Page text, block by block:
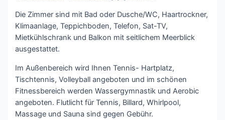
Die Zimmer sind mit Bad oder Dusche/WC, Haartrockner,
Klimaanlage, Teppichboden, Telefon, Sat-TV,
Mietkühlschrank und Balkon mit seitlichem Meerblick
ausgestattet.
Im Außenbereich wird Ihnen Tennis- Hartplatz,
Tischtennis, Volleyball angeboten und im schönen
Fitnessbereich werden Wassergymnastik und Aerobic
angeboten. Flutlicht für Tennis, Billard, Whirlpool,
Massage und Sauna sind gegen Gebühr.